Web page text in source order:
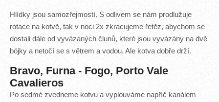
Hlídky jsou samozřejmostí. S odlivem se nám prodlužuje
rotace na kotvě, tak v noci 2x zkracujeme řetěz, abychom se
dostali dále od vyvázaných člunů, které jsou vyvázány na dvě
bójky a netočí se s větrem a vodou. Ale kotva dobře drží.
Bravo, Furna - Fogo, Porto Vale
Cavalieros
Po sedmé zvedneme kotvu a vyplouváme napříč kanálem